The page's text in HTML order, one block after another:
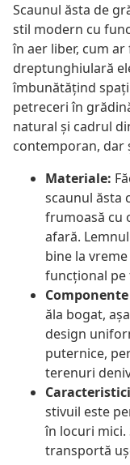
Scaunul ăsta de
stil modern cu
în aer liber, cum
dreptunghiulară
îmbunătățind
petreceri în
natural și cadrul
contemporan, dar
Materiale:
scaunul ăsta
frumoasă cu
afară.
bine la
funcțional pe
ăla bogat,
design
puternice,
terenuri
stivuil este
în locuri mici.
transportă